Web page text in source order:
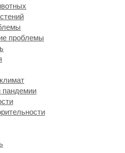
проблемы
пандемии